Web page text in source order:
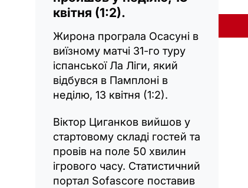
квітня (1:2).
Жирона програла Осасуні в
виїзному матчі 31-го туру
іспанської Ла Ліги, який
відбувся в Памплоні в
неділю, 13 квітня (1:2).
Віктор Циганков вийшов у
стартовому складі гостей та
провів на поле 50 хвилин
ігрового часу. Статистичний
портал Sofascore поставив